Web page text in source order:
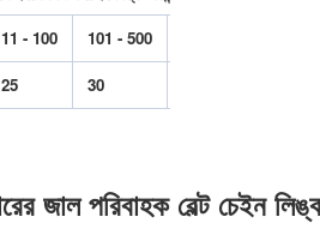
11 - 100 101 - 500
25 30
জাল পরিবাহক বেল্ট চেইন